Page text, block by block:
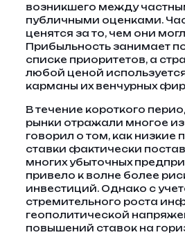
возникшего между
публичными оценками.
ценятся за то, чем они
Прибыльность занимает
списке приоритетов, а
любой ценой
карманы их венчурных
В течение короткого
рынки отражали многое из
говорил о том, как низкие
ставки фактически
многих убыточных
привело к волне более
инвестиций. Однако с
стремительного роста
геополитической
повышений ставок на